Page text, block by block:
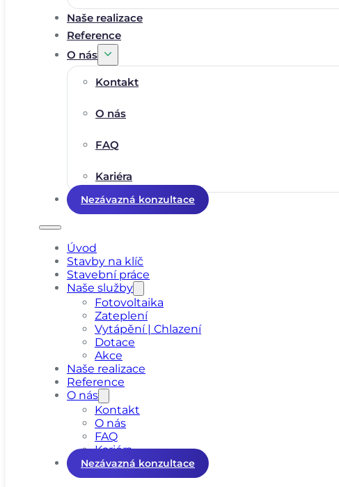
Naše realizace
Reference
O nás
Kontakt
O nás
FAQ
Kariéra
Nezávazná konzultace
Úvod
Stavby na klíč
Stavební práce
Naše služby
Fotovoltaika
Zateplení
Vytápění | Chlazení
Dotace
Akce
Naše realizace
Reference
O nás
Kontakt
O nás
FAQ
Kariéra
Nezávazná konzultace